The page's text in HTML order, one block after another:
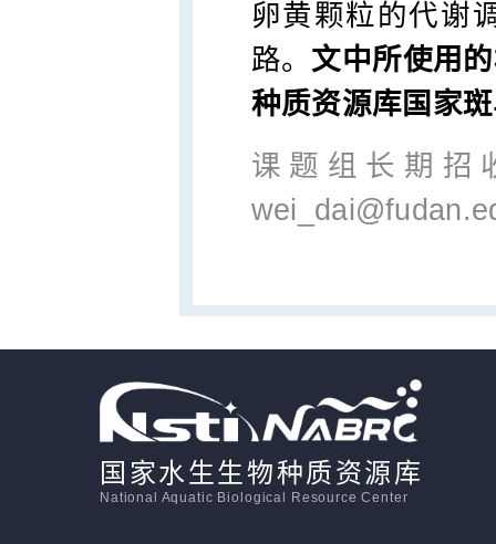
卵黄颗粒的代谢
路。文中所使用
种质资源库国家
课题组长期招
国家水生生物种质资源库
National Aquatic Biological Resource Center